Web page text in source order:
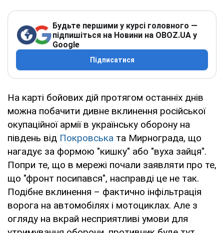
Будьте першими у курсі головного —
підпишіться на Новини на OBOZ.UA у
Google
Підписатися
На карті бойових дій протягом останніх днів
можна побачити дивне вклинення російської
окупаційної армії в українську оборону на
південь від Покровська та Мирнограда, що
нагадує за формою "кишку" або "вуха зайця".
Попри те, що в мережі почали заявляти про те,
що "фронт посипався", насправді це не так.
Подібне вклинення – фактично інфільтрація
ворога на автомобілях і мотоциклах. Але з
огляду на вкрай несприятливі умови для